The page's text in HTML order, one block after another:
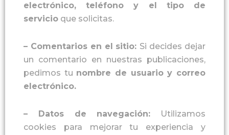
electrónico, teléfono y el tipo de
servicio que solicitas.
– Comentarios en el sitio: Si decides dejar
un comentario en nuestras publicaciones,
pedimos tu nombre de usuarioy correo
electrónico.
– Datos de navegación: Utilizamos
cookies para mejorar tu experiencia y